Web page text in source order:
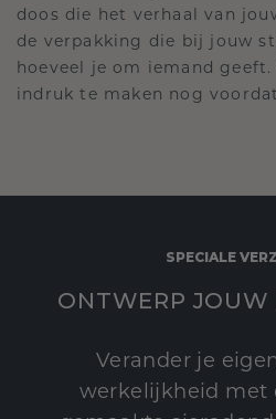
doos die het verhaal van
de verpakking die bij jouw
hoeveel je om iemand geeft.
indruk te maken nog
SPECIALE
ONTWERP JOUW
Verander je
werkelijkheid met